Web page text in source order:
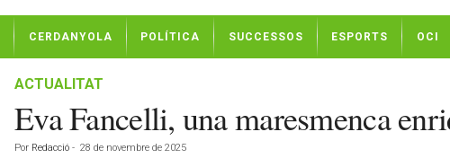
t
CERDANYOLA POLÍTICA SUCCESSOS ESPORTS OCI
ACTUALITAT
Eva Fancelli, una maresmenca
Por Redacció - 28 de novembre de 2025